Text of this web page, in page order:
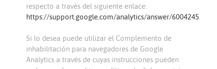
respecto a través del siguiente enlace:
https://support.google.com/analytics/answer/6004245
Si lo desea puede utilizar el Complemento de
inhabilitación para navegadores de Google
Analytics a través de cuyas instrucciones pueden